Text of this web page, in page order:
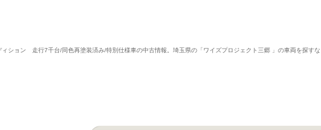
ション 走行7千台/同色再塗装済み/特別仕様車の中古情報。埼玉県の「ワイズプロジェクト三郷 」の車両を探すな